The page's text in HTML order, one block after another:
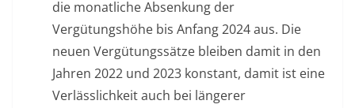
die monatliche Absenkung der
Vergütungshöhe bis Anfang 2024 aus. Die
neuen Vergütungssätze bleiben damit in den
Jahren 2022 und 2023 konstant, damit ist eine
Verlässlichkeit auch bei längerer